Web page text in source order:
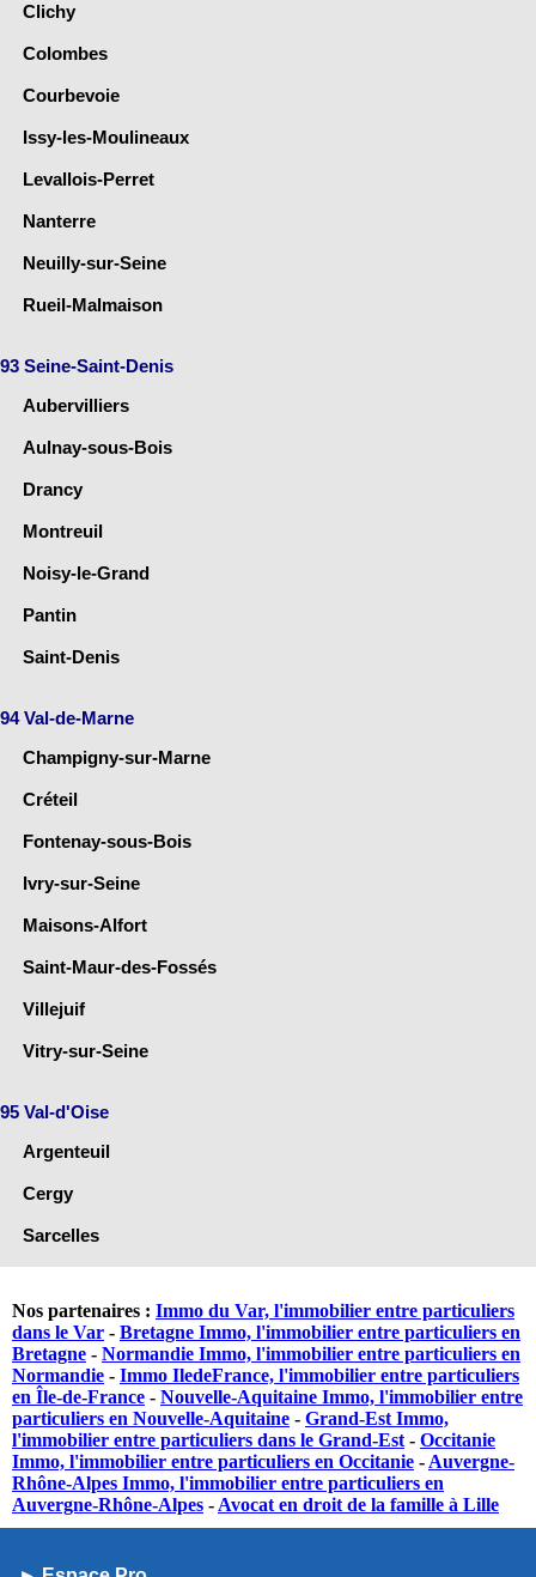
Clichy
Colombes
Courbevoie
Issy-les-Moulineaux
Levallois-Perret
Nanterre
Neuilly-sur-Seine
Rueil-Malmaison
93 Seine-Saint-Denis
Aubervilliers
Aulnay-sous-Bois
Drancy
Montreuil
Noisy-le-Grand
Pantin
Saint-Denis
94 Val-de-Marne
Champigny-sur-Marne
Créteil
Fontenay-sous-Bois
Ivry-sur-Seine
Maisons-Alfort
Saint-Maur-des-Fossés
Villejuif
Vitry-sur-Seine
95 Val-d'Oise
Argenteuil
Cergy
Sarcelles
Nos partenaires : Immo du Var, l'immobilier entre particuliers
dans le Var - Bretagne Immo, l'immobilier entre particuliers en
Bretagne - Normandie Immo, l'immobilier entre particuliers en
Normandie - Immo IledeFrance, l'immobilier entre particuliers
en Île-de-France - Nouvelle-Aquitaine Immo, l'immobilier entre
particuliers en Nouvelle-Aquitaine - Grand-Est Immo,
l'immobilier entre particuliers dans le Grand-Est - Occitanie
Immo, l'immobilier entre particuliers en Occitanie - Auvergne-
Rhône-Alpes Immo, l'immobilier entre particuliers en
Auvergne-Rhône-Alpes - Avocat en droit de la famille à Lille